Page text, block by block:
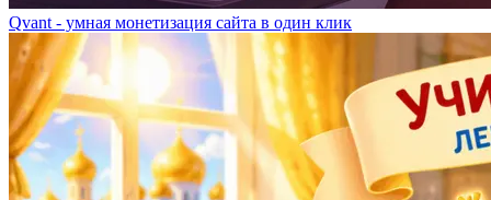
Qvant - умная монетизация сайта в один клик